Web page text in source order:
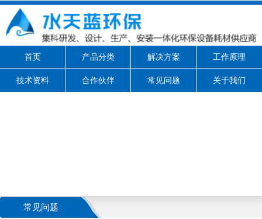
首页 产品分类 解决方案 工作原理
技术资料 合作伙伴 常见问题 关于我们
常见问题